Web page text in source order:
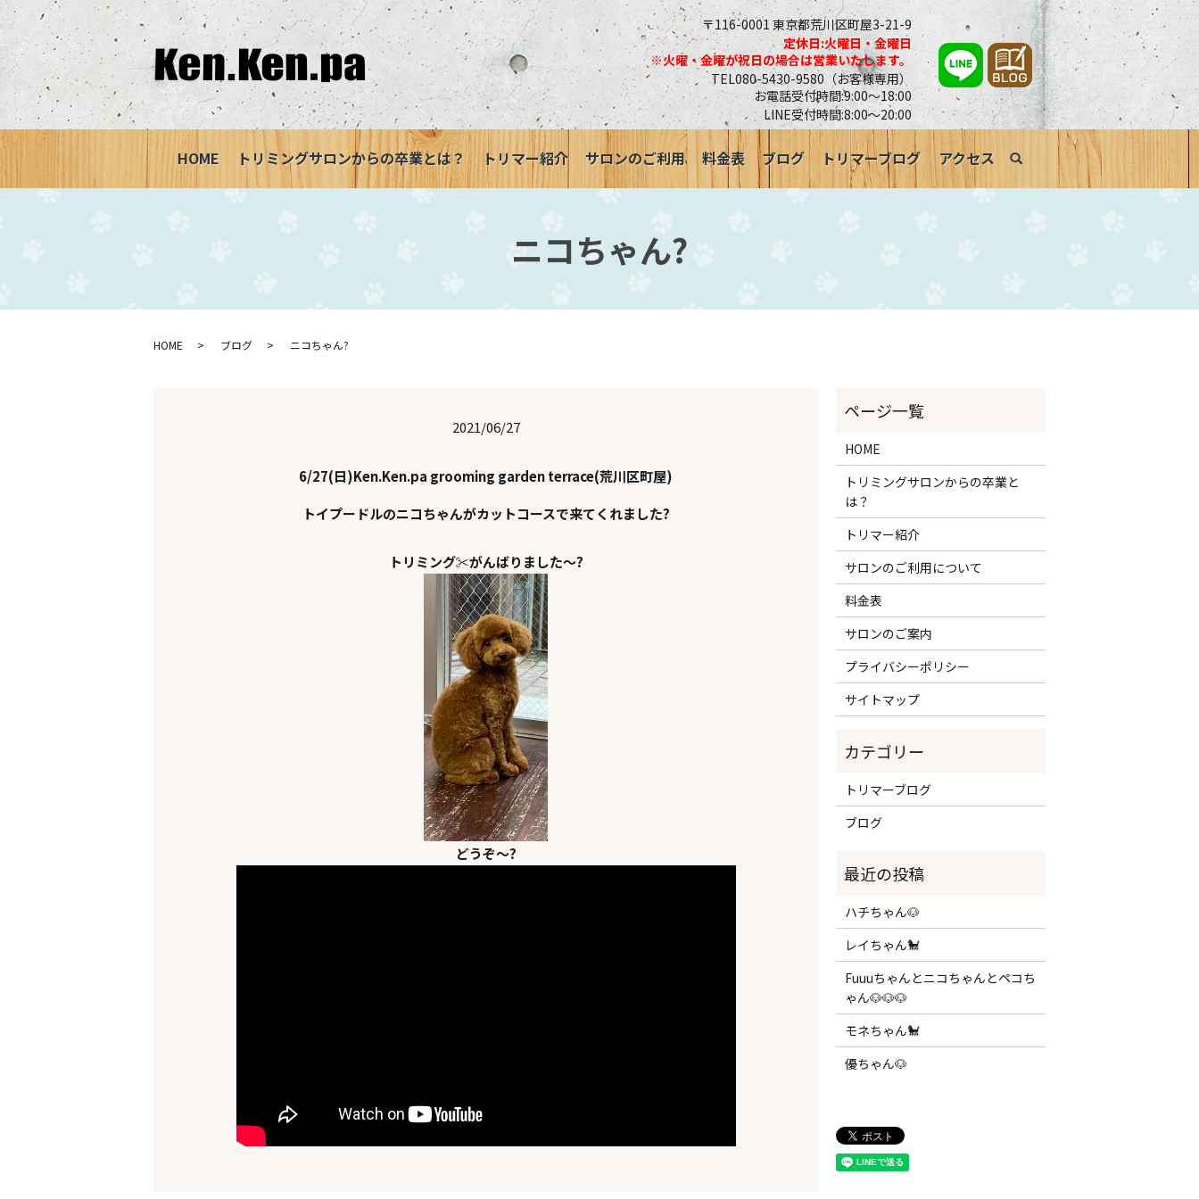
〒116-0001 東京都荒川区町屋3-21-9
定休日:火曜日・金曜日
※火曜・金曜が祝日の場合は営業いたします。
TEL080-5430-9580（お客様専用）
お電話受付時間:9:00～18:00
LINE受付時間:8:00～20:00
HOME トリミングサロンからの卒業とは？ トリマー紹介 サロンのご利用 料金表 ブログ トリマーブログ アクセス search
ニコちゃん?
HOME ブログ ニコちゃん?
2021/06/27
6/27(日)Ken.Ken.pa grooming garden terrace(荒川区町屋)
トイプードルのニコちゃんがカットコースで来てくれました?
トリミング✂がんばりました～?
どうぞ～?
HOME
トリミングサロンからの卒業と
は？
トリマー紹介
サロンのご利用について
料金表
サロンのご案内
プライバシーポリシー
サイトマップ
トリマーブログ
ブログ
ハチちゃん🐶
レイちゃん🐩
Fuuuちゃんとニコちゃんとペコち
ゃん🐶🐶🐶
モネちゃん🐩
優ちゃん🐶